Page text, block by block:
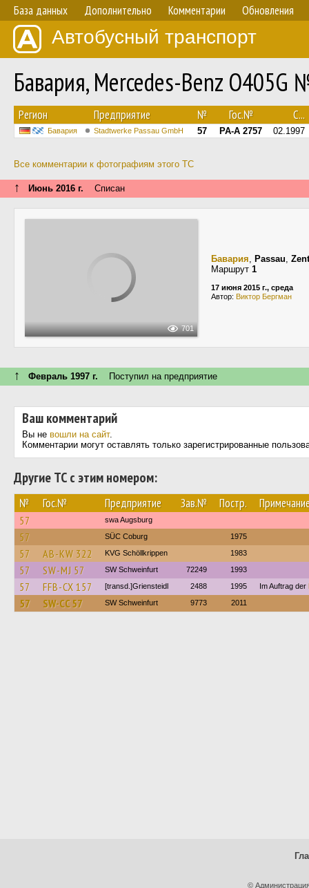
База данных Дополнительно Комментарии Обновления
Автобусный транспорт
Бавария, Mercedes-Benz O405G
Регион Предприятие № Гос.№ С...
Бавария Stadtwerke Passau GmbH 57 PA-A 2757 02.1997
Все комментарии к фотографиям этого ТС
↑ Июнь 2016 г. Списан
701
Бавария, Passau,
Маршрут 1
17 июня 2015 г., среда
Автор: Виктор Бергман
↑ Февраль 1997 г. Поступил на предприятие
Ваш комментарий
Вы не вошли на сайт.
Комментарии могут оставлять только зарегистрированные
Другие ТС с этим номером:
№ Гос.№ Предприятие Зав.№ Постр.
57 swa Augsburg
57 SÜC Coburg 1975
57 AB-KW 322 KVG Schöllkrippen 1983
57 SW-MJ 57 SW Schweinfurt 72249 1993
57 FFB-CX 157 [transd.]Griensteidl 2488 1995 Im Auftrag der
57 SW-CC 57 SW Schweinfurt 9773 2011
©